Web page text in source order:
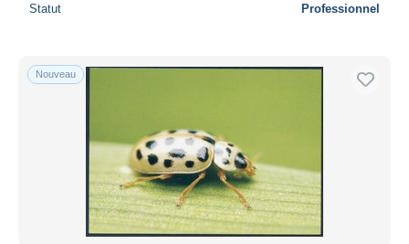
Statut Professionnel
Nouveau